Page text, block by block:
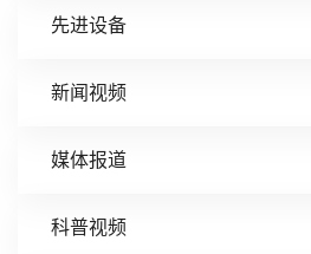
先进设备
新闻视频
媒体报道
科普视频